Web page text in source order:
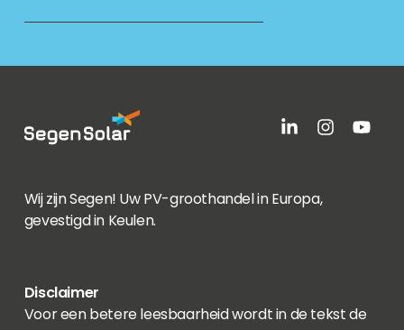
Wij zijn Segen! Uw PV-groothandel in Europa,
gevestigd in Keulen.
Disclaimer
Voor een betere leesbaarheid wordt in de tekst de